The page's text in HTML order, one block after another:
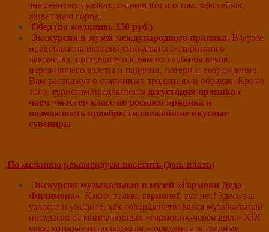
знаменитых туляках, о прошлом и о том, чем сейчас
живет наш город.
Обед (по желянию, 350 руб.)
Экскурсия в музей международного пряника. В музее
представлена история уникального старинного
лакомства, пришедшего к нам их глубины веков,
пережившего взлеты и падения, потери и возрождение.
Вам расскажут о старинных традициях и обрядах. Кроме
того, туристам предлагается дегустация пряника с
чаем +мастер класс по росписи пряника и
возможность приобрести свежайшие вкусные
сувениры
По желанию рекомендуем посетить (доп. плата)
Экскурсия музыкальная в музей «Гармони Деда
Филимона» Каких только гармоней тут нет! Здесь вы
узнаете и увидите, как совершенствовался музыкальный
промысел от миниатюрных «гармоник-черепашек» XIX
века, которые использовали в основном эстрадные